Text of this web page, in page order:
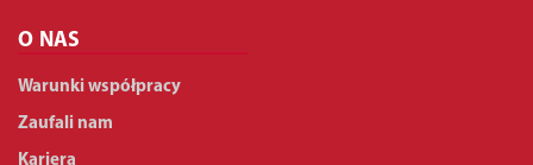
O NAS
Warunki współpracy
Zaufali nam
Kariera